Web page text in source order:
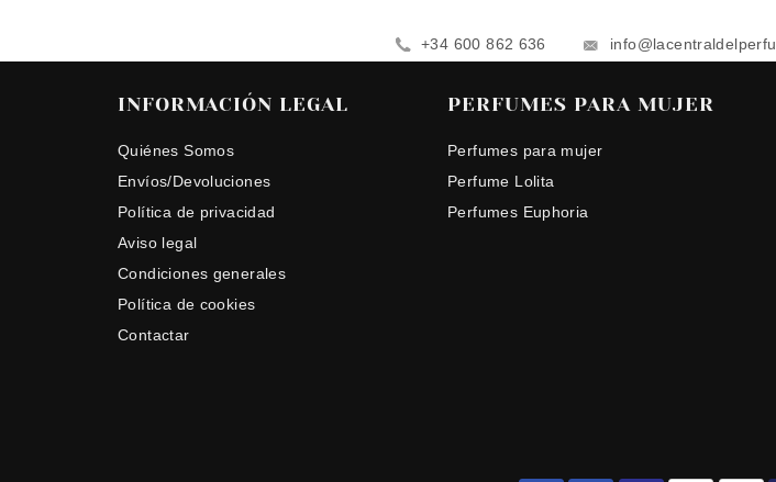
+34 600 862 636
INFORMACIÓN LEGAL
Quiénes Somos
Envíos/Devoluciones
Política de privacidad
Aviso legal
Condiciones generales
Política de cookies
Contactar
PERFUMES PARA MUJER
Perfumes para mujer
Perfume Lolita
Perfumes Euphoria